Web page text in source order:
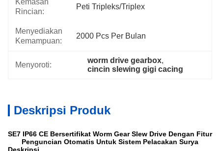
Kemasan
Rincian:
Peti Tripleks/Triplex
Menyediakan
Kemampuan:
2000 Pcs Per Bulan
Menyoroti:
worm drive gearbox,
cincin slewing gigi cacing
Deskripsi Produk
SE7 IP66 CE Bersertifikat Worm Gear Slew Drive Dengan Fitur
Penguncian Otomatis Untuk Sistem Pelacakan Surya